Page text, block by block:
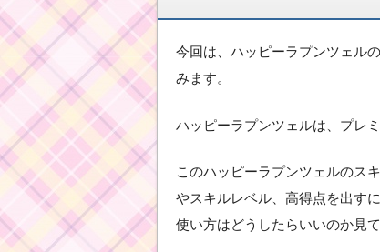
今回は、ハッピーラプンツェル
みます。
ハッピーラプンツェルは、プレミ
このハッピーラプンツェルのス
やスキルレベル、高得点を出す
使い方はどうしたらいいのか見